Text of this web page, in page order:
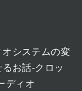
システムの変
お話-クロッ
ディオ